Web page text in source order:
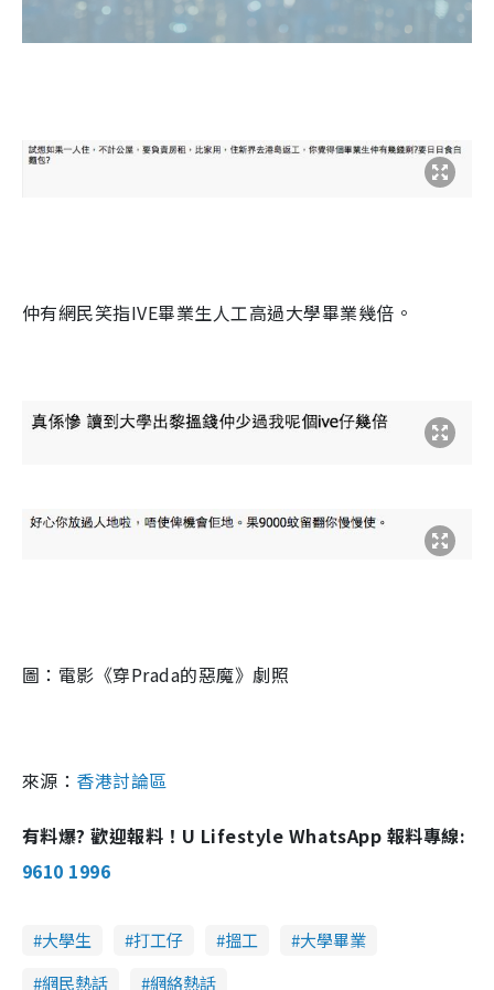
仲有網民笑指IVE畢業生人工高過大學畢業幾倍。
圖：電影《穿Prada的惡魔》劇照
來源： 香港討論區
有料爆? 歡迎報料！U Lifestyle WhatsApp 報料專線:
9610 1996
大學生 打工仔 搵工
大學畢業
網民熱話
網絡熱話